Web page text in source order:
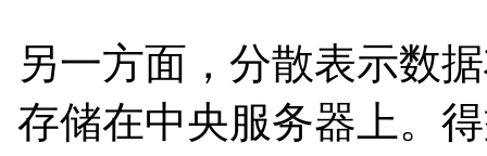
另一方面，分散表示数
存储在中央服务器上。